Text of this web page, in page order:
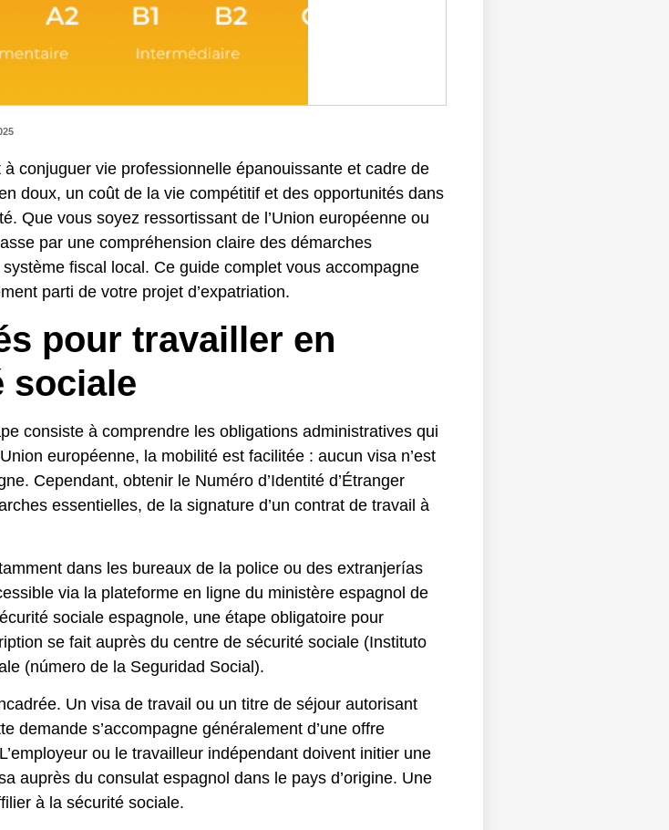
conjuguer vie professionnelle épanouissante et cadre de
doux, un coût de la vie compétitif et des opportunités dans
Que vous soyez ressortissant de l’Union européenne ou
par une compréhension claire des démarches
fiscal local. Ce guide complet vous accompagne
parti de votre projet d’expatriation.
pour travailler en
sociale
consiste à comprendre les obligations administratives qui
européenne, la mobilité est facilitée : aucun visa n’est
Cependant, obtenir le Numéro d’Identité d’Étranger
essentielles, de la signature d’un contrat de travail à
dans les bureaux de la police ou des extranjerías
via la plateforme en ligne du ministère espagnol de
sociale espagnole, une étape obligatoire pour
se fait auprès du centre de sécurité sociale (Instituto
(número de la Seguridad Social).
Un visa de travail ou un titre de séjour autorisant
demande s’accompagne généralement d’une offre
ou le travailleur indépendant doivent initier une
auprès du consulat espagnol dans le pays d’origine. Une
à la sécurité sociale.